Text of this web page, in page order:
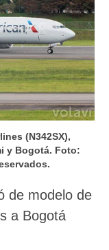
(N342SX),
y Bogotá. Foto:
de modelo de
a Bogotá